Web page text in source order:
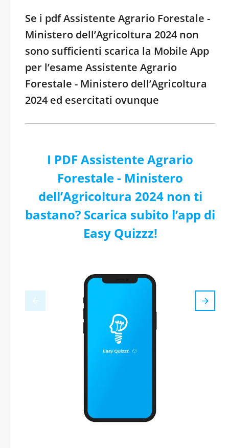
Se i pdf Assistente Agrario Forestale -
Ministero dell’Agricoltura 2024 non
sono sufficienti scarica la Mobile App
per l’esame Assistente Agrario
Forestale - Ministero dell’Agricoltura
2024 ed esercitati ovunque
I PDF Assistente Agrario
Forestale - Ministero
dell’Agricoltura 2024 non ti
bastano? Scarica subito l’app di
Easy Quizzz!